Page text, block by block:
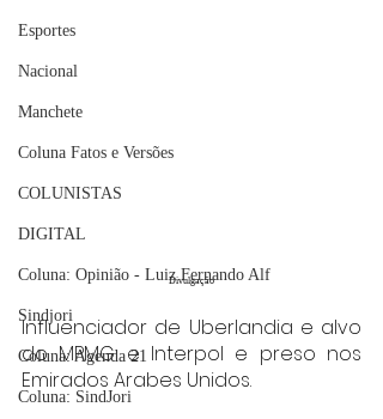
Esportes
Nacional
Manchete
Coluna Fatos e Versões
COLUNISTAS
DIGITAL
Coluna: Opinião - Luiz Fernando Alf
Sindjori
Coluna: Agenda 21
Coluna: SindJori
Divulgação
Influenciador de Uberlandia e alvo
do MPMG e Interpol e preso nos
Emirados Arabes Unidos.